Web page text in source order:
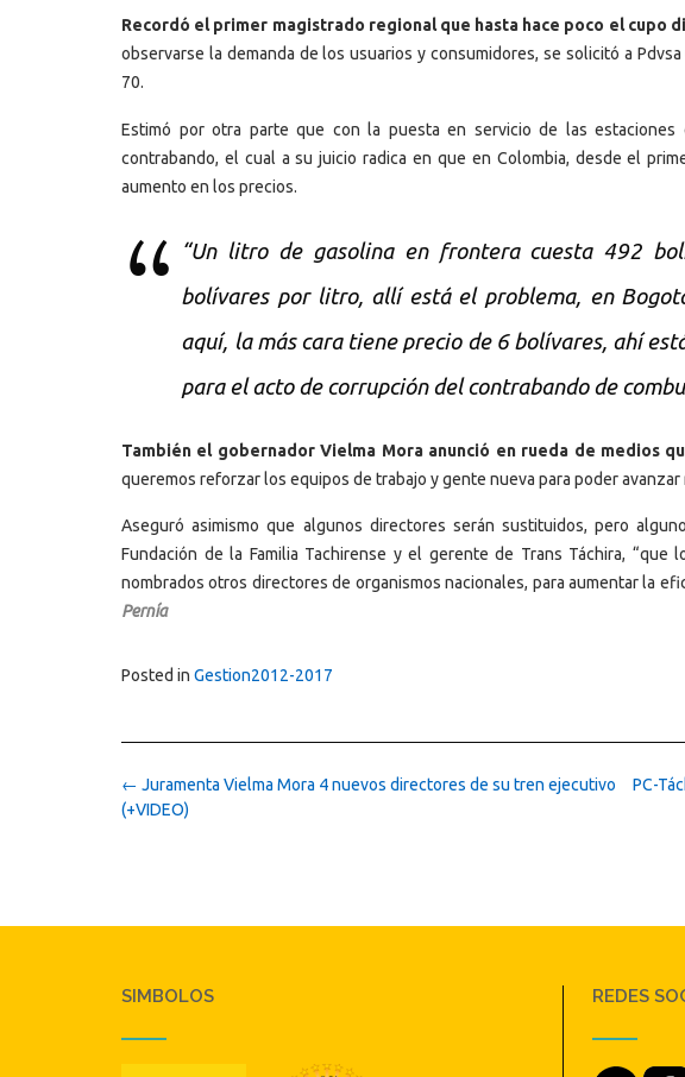
Recordó el primer magistrado regional que hasta hace poco el cupo
observarse la demanda de los usuarios y consumidores, se solicitó a
70.
Estimó por otra parte que con la puesta en servicio de las
contrabando, el cual a su juicio radica en que en Colombia, desde el
aumento en los precios.
“Un litro de gasolina en frontera cuesta 492
bolívares por litro, allí está el problema, en
aquí, la más cara tiene precio de 6 bolívares, ahí
para el acto de corrupción del contrabando de
También el gobernador Vielma Mora anunció en rueda de medios
queremos reforzar los equipos de trabajo y gente nueva para poder avanzar
Aseguró asimismo que algunos directores serán sustituidos, pero
Fundación de la Familia Tachirense y el gerente de Trans Táchira,
nombrados otros directores de organismos nacionales, para aumentar la
Pernía
Posted in Gestion2012-2017
Post
navigation
PC-
← Juramenta Vielma Mora 4 nuevos directores de su tren ejecutivo
(+VIDEO)
SIMBOLOS REDES